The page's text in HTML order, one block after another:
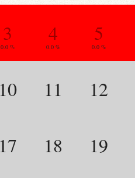
3
0.0 %
4
0.0 %
5
0.0 %
10 11 12
17 18 19